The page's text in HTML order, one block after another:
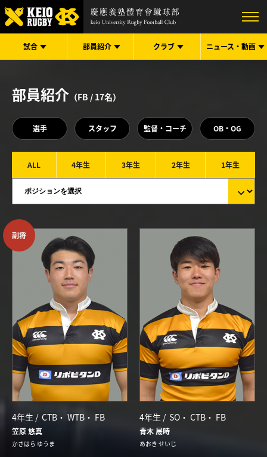
試合 部員紹介 クラブ ニュース・ 動画
部員紹介 （FB / 17名）
選手 スタッフ 監督・コーチ OB・OG
ALL 4年生 3年生 2年生 1年生
4年生 / SO CTB FB
青木 晟時
あおき せいじ
副将
4年生 / CTB WTB FB
笠原 悠真
かさはら ゆうま